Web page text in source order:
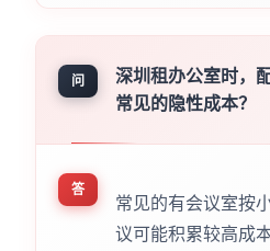
问
深圳租办公室时，
常见的隐性成本？
答
常见的有会议室按
议可能积累较高成